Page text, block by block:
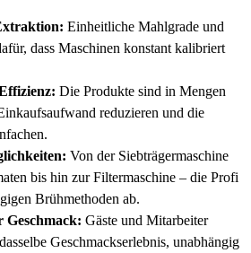
Einheitliche Mahlgrade und
dass Maschinen konstant kalibriert
Die Produkte sind in Mengen
reduzieren und die
Von der Siebträgermaschine
bis hin zur Filtermaschine – die Profi
Brühmethoden ab.
Gäste und Mitarbeiter
Geschmackserlebnis, unabhängig